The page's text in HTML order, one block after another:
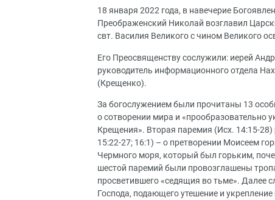
18 января 2022 года, в навечерие
Преображенский Николай возглавил
свт. Василия Великого с чином Великого
Его Преосвященству сослужили: иерей
руководитель информационного отдела
(Крещенко).
За богослужением были прочитаны 13
о сотворении мира и «прообразовательно
Крещения». Вторая паремия (Исх. 14:15-28)
15:22-27; 16:1) – о претворении Моисеем
Чермного моря, который был горьким,
шестой паремий были провозглашены
просветившего «седящия во тьме». Далее
Господа, подающего утешение и